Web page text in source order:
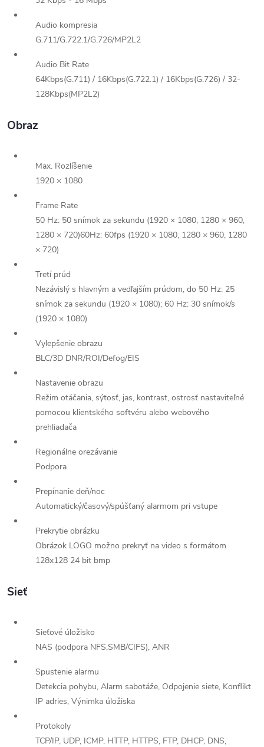
Audio kompresia
G.711/G.722.1/G.726/MP2L2
Audio Bit Rate
64Kbps(G.711) / 16Kbps(G.722.1) / 16Kbps(G.726) / 32-
128Kbps(MP2L2)
Obraz
Max. Rozlíšenie
1920 × 1080
Frame Rate
50 Hz: 50 snímok za sekundu (1920 × 1080, 1280 × 960,
1280 × 720)60Hz: 60fps (1920 × 1080, 1280 × 960, 1280
× 720)
Tretí prúd
Nezávislý s hlavným a vedľajším prúdom, do 50 Hz: 25
snímok za sekundu (1920 × 1080); 60 Hz: 30 snímok/s
(1920 × 1080)
Vylepšenie obrazu
BLC/3D DNR/ROI/Defog/EIS
Nastavenie obrazu
Režim otáčania, sýtosť, jas, kontrast, ostrosť nastaviteľné
pomocou klientského softvéru alebo webového
prehliadača
Regionálne orezávanie
Podpora
Prepínanie deň/noc
Automatický/časový/spúšťaný alarmom pri vstupe
Prekrytie obrázku
Obrázok LOGO možno prekryť na video s formátom
128x128 24 bit bmp
Sieť
Sieťové úložisko
NAS (podpora NFS,SMB/CIFS), ANR
Spustenie alarmu
Detekcia pohybu, Alarm sabotáže, Odpojenie siete, Konflikt
IP adries, Výnimka úložiska
Protokoly
TCP/IP, UDP, ICMP, HTTP, HTTPS, FTP, DHCP, DNS,